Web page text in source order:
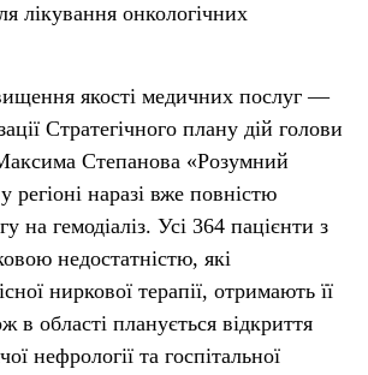
лікування онкологічних
якості медичних послуг —
Стратегічного плану дій голови
Степанова «Розумний
регіоні наразі вже повністю
на гемодіаліз. Усі 364 пацієнти з
недостатністю, які
ниркової терапії, отримають її
в області планується відкриття
нефрології та госпітальної